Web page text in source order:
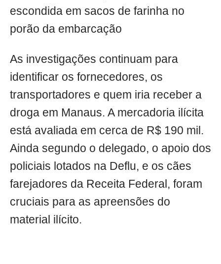
escondida em sacos de farinha no
porão da embarcação
As investigações continuam para
identificar os fornecedores, os
transportadores e quem iria receber a
droga em Manaus. A mercadoria ilícita
está avaliada em cerca de R$ 190 mil.
Ainda segundo o delegado, o apoio dos
policiais lotados na Deflu, e os cães
farejadores da Receita Federal, foram
cruciais para as apreensões do
material ilícito.